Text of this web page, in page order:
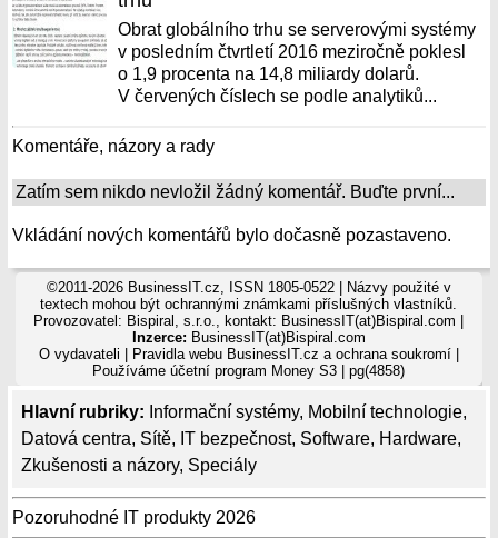
Hlavní rubriky: Informační systémy, Mobilní technologie,
Datová centra, Sítě, IT bezpečnost, Software, Hardware,
Zkušenosti a názory, Speciály
Pozoruhodné IT produkty 2026
Obrat globálního trhu se serverovými systémy
v posledním čtvrtletí 2016 meziročně poklesl
o 1,9 procenta na 14,8 miliardy dolarů.
V červených číslech se podle analytiků...
Komentáře, názory a rady
Zatím sem nikdo nevložil žádný komentář. Buďte první...
Vkládání nových komentářů bylo dočasně pozastaveno.
©2011-2026 BusinessIT.cz, ISSN 1805-0522 | Názvy použité v
textech mohou být ochrannými známkami příslušných vlastníků.
Provozovatel: Bispiral, s.r.o., kontakt: BusinessIT(at)Bispiral.com |
Inzerce: BusinessIT(at)Bispiral.com
O vydavateli
Pravidla webu BusinessIT.cz a ochrana soukromí|
Používámeúčetní program Money S3 | pg(4858)